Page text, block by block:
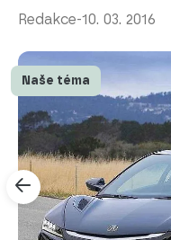
Redakce-10. 03. 2016
Naše téma